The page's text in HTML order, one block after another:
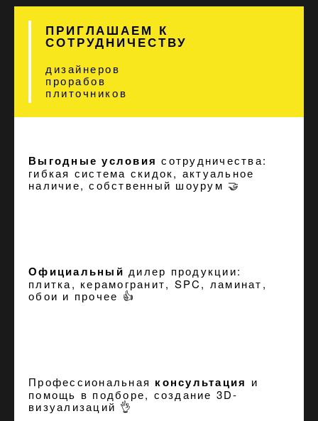
ПРИГЛАШАЕМ К
СОТРУДНИЧЕСТВУ
дизайнеров
прорабов
плиточников
Выгодные условия сотрудничества:
гибкая система скидок, актуальное
наличие, собственный шоурум 🤝
Официальный дилер продукции:
плитка, керамогранит, SPC, ламинат,
обои и прочее 👍
Профессиональная консультация и
помощь в подборе, создание 3D-
визуализаций 👌